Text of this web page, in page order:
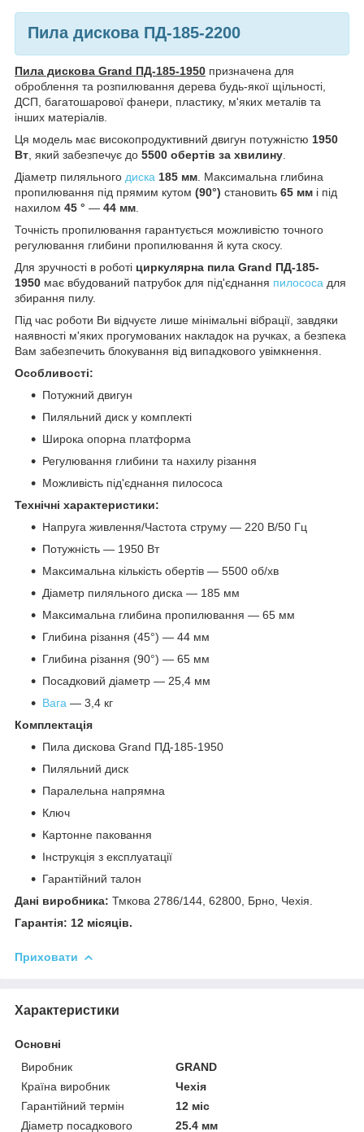
Пила дискова ПД-185-2200
Пила дискова Grand ПД-185-1950 призначена для
оброблення та розпилювання дерева будь-якої щільності,
ДСП, багатошарової фанери, пластику, м'яких металів та
інших матеріалів.
Ця модель має високопродуктивний двигун потужністю 1950
Вт , який забезпечує до 5500 обертів за хвилину
Діаметр пиляльного диска 185 мм . Максимальна глибина
пропилювання під прямим кутом (90°) становить 65 мм і під
нахилом 45 ° — 44 мм
Точність пропилювання гарантується можливістю точного
регулювання глибини пропилювання й кута скосу.
Для зручності в роботі циркулярна пила Grand ПД-185-
1950 має вбудований патрубок для під'єднання пилососа для
збирання пилу.
Під час роботи Ви відчуєте лише мінімальні вібрації, завдяки
наявності м'яких прогумованих накладок на ручках, а безпека
Вам забезпечить блокування від випадкового увімкнення.
Особливості:
Потужний двигун
Пиляльний диск у комплекті
Широка опорна платформа
Регулювання глибини та нахилу різання
Можливість під'єднання пилососа
Технічні характеристики:
Напруга живлення/Частота струму — 220 В/50 Гц
Потужність — 1950 Вт
Максимальна кількість обертів — 5500 об/хв
Діаметр пиляльного диска — 185 мм
Максимальна глибина пропилювання — 65 мм
Глибина різання (45°) — 44 мм
Глибина різання (90°) — 65 мм
Посадковий діаметр ― 25,4 мм
Вага — 3,4 кг
Комплектація
Пила дискова Grand ПД-185-1950
Пиляльний диск
Паралельна напрямна
Ключ
Картонне паковання
Інструкція з експлуатації
Гарантійний талон
Дані виробника: Тмкова 2786/144, 62800, Брно, Чехія.
Гарантія: 12 місяців.
Приховати
Характеристики
Основні
Виробник
GRAND
Країна виробник
Чехія
Гарантійний термін
12 міс
Діаметр посадкового
25.4 мм